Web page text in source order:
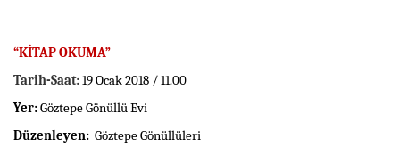
“KİTAP OKUMA”
Tarih-Saat:19 Ocak 2018 / 11.00
Yer:Göztepe Gönüllü Evi
Düzenleyen: Göztepe Gönüllüleri